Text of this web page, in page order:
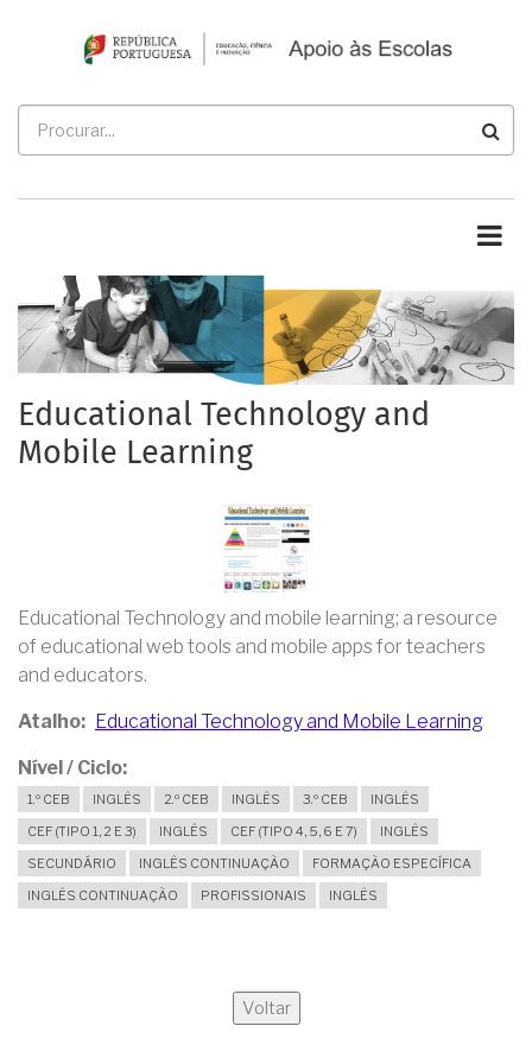
conteúdo
principal
Educational Technology and
Mobile Learning
Educational Technology and mobile learning; a resource
of educational web tools and mobile apps for teachers
and educators.
Atalho Educational Technology and Mobile Learning
Nível / Ciclo
1.º CEB INGLÊS 2.º CEB INGLÊS 3.º CEB
INGLÊS
CEF (TIPO 1, 2 E 3)
INGLÊS CEF (TIPO 4, 5, 6 E 7)
INGLÊS
SECUNDÁRIO
INGLÊS CONTINUAÇÃO
FORMAÇÃO ESPECÍFICA
INGLÊS CONTINUAÇÃO
PROFISSIONAIS INGLÊS
Voltar